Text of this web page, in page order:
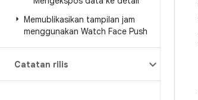
Memublikasikan tampilan jam
menggunakan Watch Face Push
Catatan rilis